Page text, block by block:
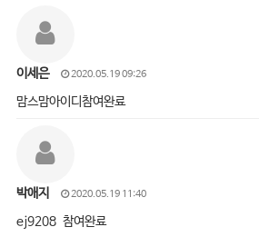
이세은 2020.05.19 09:26
맘스맘아이디참여완료
박애지 2020.05.19 11:40
ej9208 참여완료